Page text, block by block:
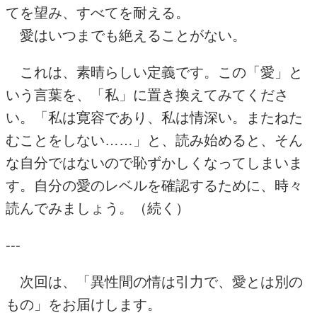
てを望み、すべてを耐える。
愛はいつまでも絶えることがない。
これは、素晴らしい定義です。この「愛」と
いう言葉を、「私」に置き換えてみてくださ
い。「私は寛容であり、私は情深い。またねた
むことをしない……」と、読み始めると、そん
な自分ではないので恥ずかしくなってしまいま
す。自分の愛のレベルを確認するために、時々
読んでみましょう。（続く）
---
次回は、「異性間の情は引力で、愛とは別の
もの」をお届けします。